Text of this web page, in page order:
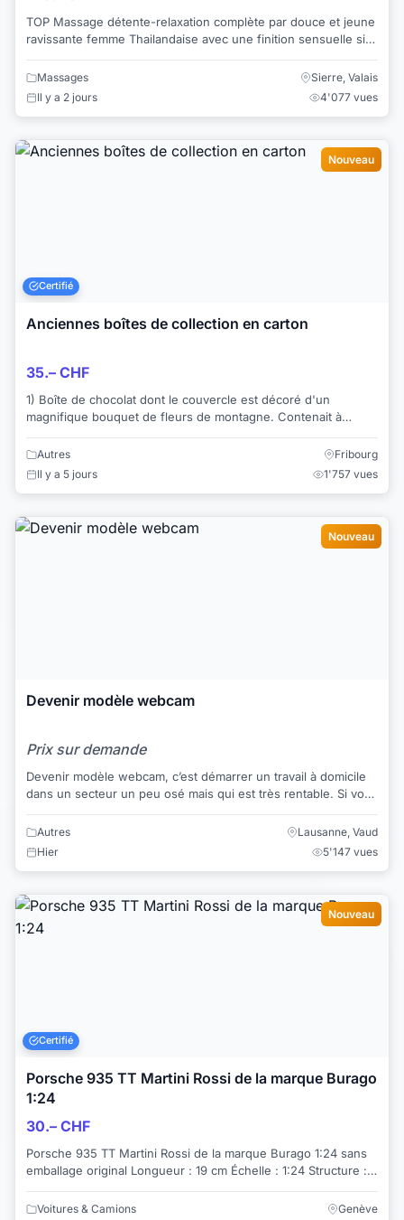
TOP Massage détente-relaxation complète par douce et jeune
ravissante femme Thailandaise avec une finition sensuelle si
Massages
Sierre, Valais
Il y a 2 jours
4'077 vues
Nouveau
Certifié
Anciennes boîtes de collection en carton
35.– CHF
1) Boîte de chocolat dont le couvercle est décoré d'un
magnifique bouquet de fleurs de montagne. Contenait à
Autres
Fribourg
Il y a 5 jours
1'757 vues
Nouveau
Devenir modèle webcam
Prix sur demande
Devenir modèle webcam, c’est démarrer un travail à domicile
dans un secteur un peu osé mais qui est très rentable. Si vous
Autres
Lausanne, Vaud
Hier
5'147 vues
Nouveau
Certifié
Porsche 935 TT Martini Rossi de la marque Burago
1:24
30.– CHF
Porsche 935 TT Martini Rossi de la marque Burago 1:24 sans
emballage original Longueur : 19 cm Échelle : 1:24 Structure :
plastique État selon p...
Voitures & Camions
Genève